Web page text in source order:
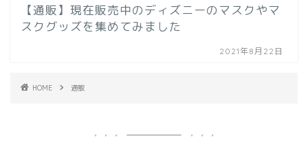
【通販】現在販売中のディズニーのマスクやマ
スクグッズを集めてみました
2021年8月22日
HOME 通販